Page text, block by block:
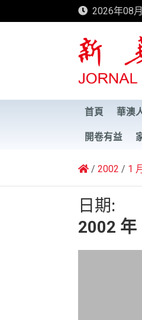
to
2026年08
新華
首頁 華澳
開卷有益
2002 1 月
日期:
2002 年